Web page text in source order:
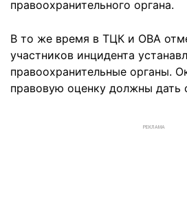
правоохранительного органа.
В то же время в ТЦК и ОВА
участников инцидента
правоохранительные органы.
правовую оценку должны дать
РЕКЛАМА